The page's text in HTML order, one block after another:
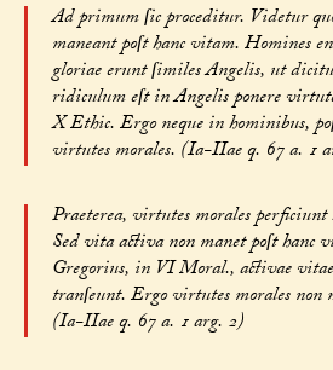
Ad primum ſic proceditur. Videtur
maneant poſt hanc vitam. Homines
gloriae erunt ſimiles Angelis, ut
ridiculum eſt in Angelis ponere
X Ethic. Ergo neque in hominibus,
virtutes morales. (Ia-IIae q. 67 a. 1
Praeterea, virtutes morales
Sed vita activa non manet poſt
Gregorius, in VI Moral., activae vitae
tranſeunt. Ergo virtutes morales non
(Ia-IIae q. 67 a. 1 arg. 2)